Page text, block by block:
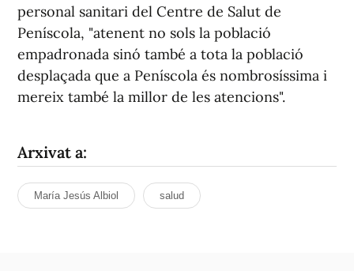
personal sanitari del Centre de Salut de
Peníscola, "atenent no sols la població
empadronada sinó també a tota la població
desplaçada que a Peníscola és nombrosíssima i
mereix també la millor de les atencions".
Arxivat a:
María Jesús Albiol salud